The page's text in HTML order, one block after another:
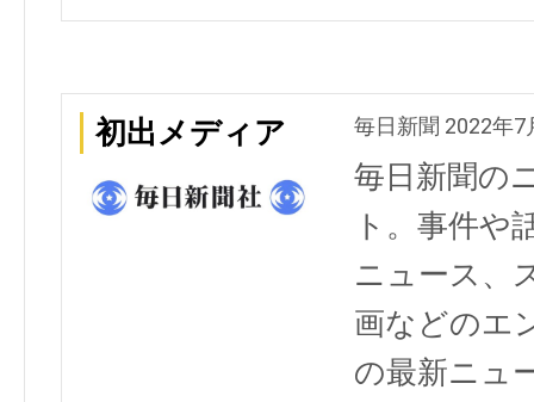
初出メディア 毎日新聞 2022年7
毎日新聞の
ト。事件や
ニュース、
画などのエ
の最新ニュ